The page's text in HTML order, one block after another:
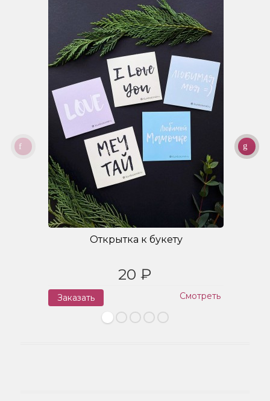
Открытка к букету
20 ₽
Заказать Смотреть